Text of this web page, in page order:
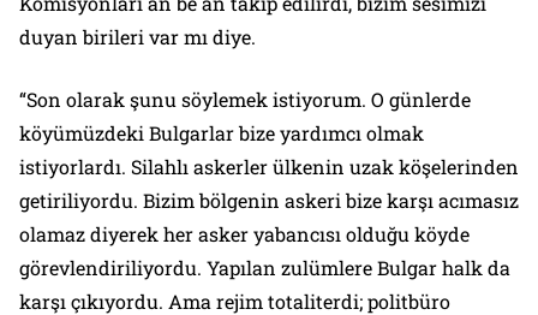
duyan birileri var mı diye.
“Son olarak şunu söylemek istiyorum. O günlerde
köyümüzdeki Bulgarlar bize yardımcı olmak
istiyorlardı. Silahlı askerler ülkenin uzak köşelerinden
getiriliyordu. Bizim bölgenin askeri bize karşı acımasız
olamaz diyerek her asker yabancısı olduğu köyde
görevlendiriliyordu. Yapılan zulümlere Bulgar halk da
karşı çıkıyordu. Ama rejim totaliterdi; politbüro